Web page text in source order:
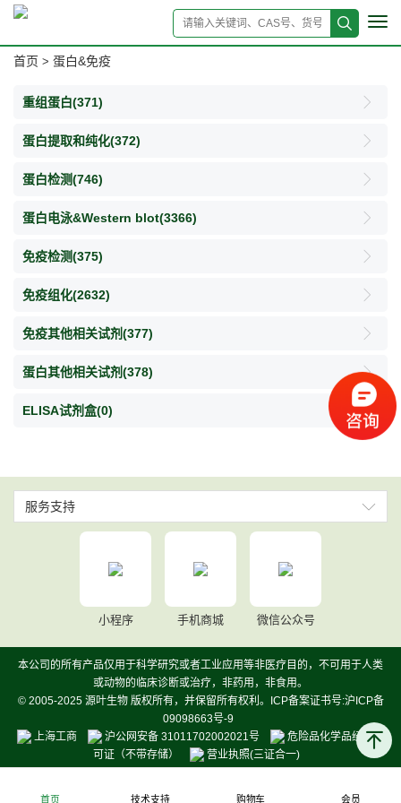
首页 > 蛋白&免疫
重组蛋白(371)
蛋白提取和纯化(372)
蛋白检测(746)
蛋白电泳&Western blot(3366)
免疫检测(375)
免疫组化(2632)
免疫其他相关试剂(377)
蛋白其他相关试剂(378)
ELISA试剂盒(0)
服务支持
小程序 手机商城 微信公众号
本公司的所有产品仅用于科学研究或者工业应用等非医疗目的，不可用于人类
或动物的临床诊断或治疗，非药用，非食用。
© 2005-2025 源叶生物 版权所有，并保留所有权利。ICP备案证书号:沪ICP备
09098663号-9
上海工商
沪公网安备 31011702002021号
危险品化学品经营许
可证（不带存储）
营业执照(三证合一)
首页 技术支持 购物车 会员